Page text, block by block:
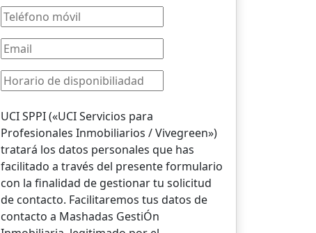
UCI SPPI («UCI Servicios para
Profesionales Inmobiliarios / Vivegreen»)
tratará los datos personales que has
facilitado a través del presente formulario
con la finalidad de gestionar tu solicitud
de contacto. Facilitaremos tus datos de
contacto a Mashadas GestiÓn